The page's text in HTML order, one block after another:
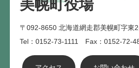
美幌町役場
〒092-8650 北海道網走郡美幌町字東
Tel：0152-73-1111 Fax：0152-72-